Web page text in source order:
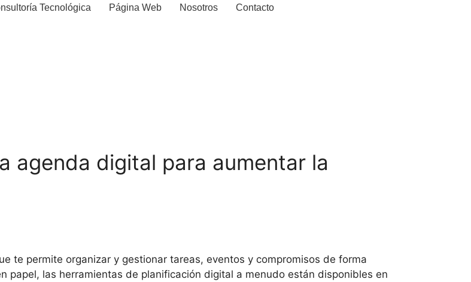
Tecnológica Página Web Nosotros Contacto
agenda digital para aumentar la
te permite organizar y gestionar tareas, eventos y compromisos de forma
papel, las herramientas de planificación digital a menudo están disponibles en